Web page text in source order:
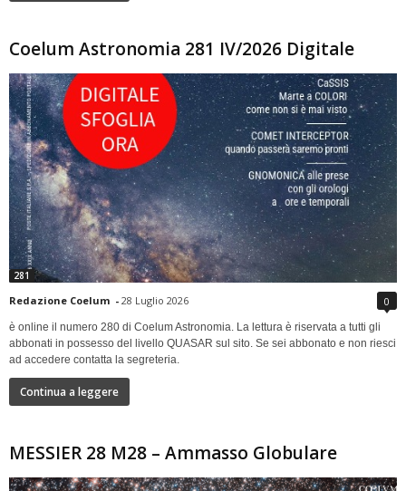
Coelum Astronomia 281 IV/2026 Digitale
281
Redazione Coelum - 28 Luglio 2026 0
è online il numero 280 di Coelum Astronomia. La lettura è riservata a tutti gli
abbonati in possesso del livello QUASAR sul sito. Se sei abbonato e non riesci
ad accedere contatta la segreteria.
Continua a leggere
MESSIER 28 M28 – Ammasso Globulare